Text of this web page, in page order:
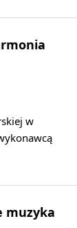
w
muzyka